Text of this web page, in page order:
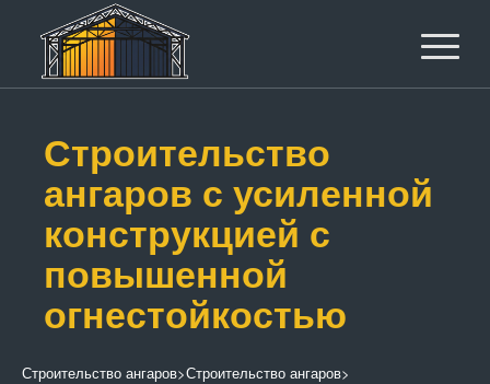
Строительство
ангаров с усиленной
конструкцией с
повышенной
огнестойкостью
Строительство ангаров>Строительство ангаров>